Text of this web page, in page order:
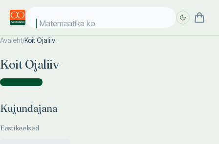
Matemaatika kos
Avaleht/Koit Ojaliiv
Koit Ojaliiv
Kujundajana )
Kujundajana
Eestikeelsed